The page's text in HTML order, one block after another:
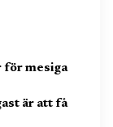
för mesiga
är att få